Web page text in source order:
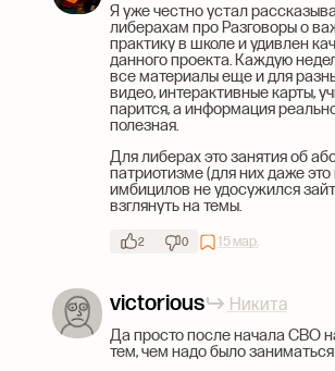
Я уже честно устал
либерахам про Разговоры о
практику в школе и удивлен
данного проекта. Каждую
все материалы еще и для
видео, интерактивные карты,
парится, а информация
полезная.
Для либерах это занятия об
патриотизме (для них даже это
имбицилов не удосужился
взглянуть на темы.
2 0 15 мар.
victorious
Никита
Да просто после начала СВО
тем, чем надо было